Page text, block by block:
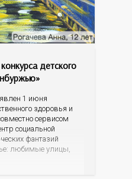
детского
1 июня
здоровья и
сервисом
социальной
фантазий
любимые улицы,